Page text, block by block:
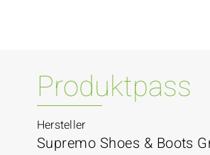
Produktpass
Hersteller
Supremo Shoes & Boots